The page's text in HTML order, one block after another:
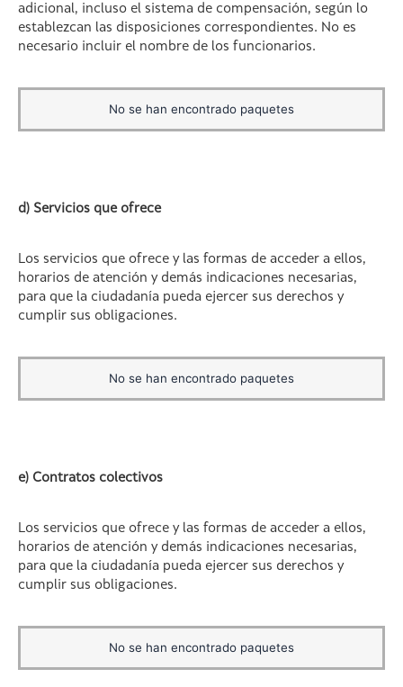
adicional, incluso el sistema de compensación, según lo
establezcan las disposiciones correspondientes. No es
necesario incluir el nombre de los funcionarios.
No se han encontrado paquetes
d) Servicios que ofrece
Los servicios que ofrece y las formas de acceder a ellos,
horarios de atención y demás indicaciones necesarias,
para que la ciudadanía pueda ejercer sus derechos y
cumplir sus obligaciones.
No se han encontrado paquetes
e) Contratos colectivos
Los servicios que ofrece y las formas de acceder a ellos,
horarios de atención y demás indicaciones necesarias,
para que la ciudadanía pueda ejercer sus derechos y
cumplir sus obligaciones.
No se han encontrado paquetes